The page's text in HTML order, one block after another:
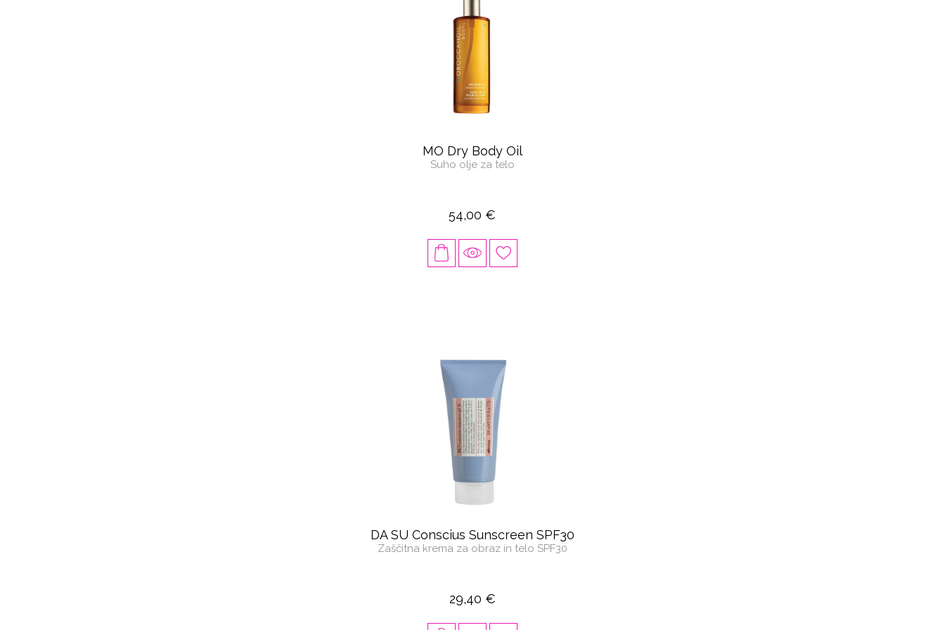
MO Dry Body Oil
Suho olje za telo
54,00 €
DA SU Conscius Sunscreen SPF30
Zaščitna krema za obraz in telo SPF30
29,40 €